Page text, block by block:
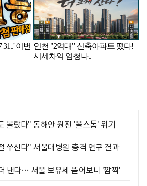
몰랐다" 동해안 원전 '올스톱' 위기
쑤신다" 서울대병원 충격 연구 결과
낸다… 서울 보유세 뜯어보니 '깜짝'